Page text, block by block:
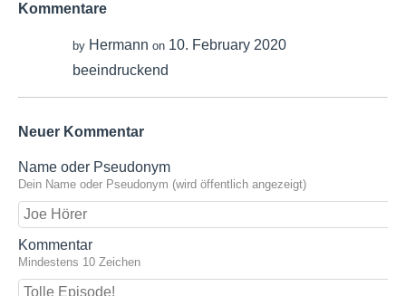
Kommentare
by Hermann on 10. February 2020
beeindruckend
Neuer Kommentar
Name oder Pseudonym
Dein Name oder Pseudonym (wird öffentlich angezeigt)
Kommentar
Mindestens 10 Zeichen